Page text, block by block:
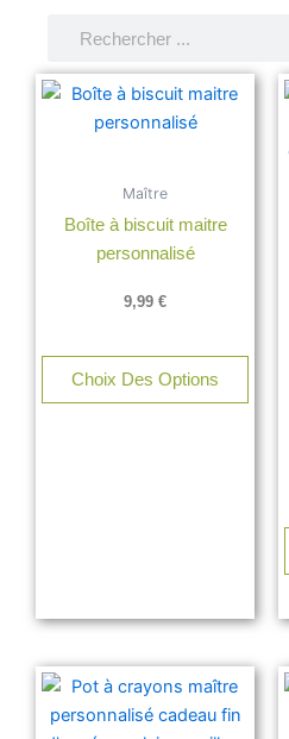
Rechercher
Maître
Boîte à biscuit maitre
personnalisé
9,99 €
Choix Des Options